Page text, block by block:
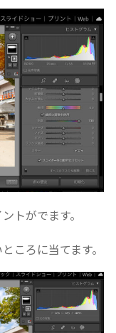
トがでます。
ころに当てます。